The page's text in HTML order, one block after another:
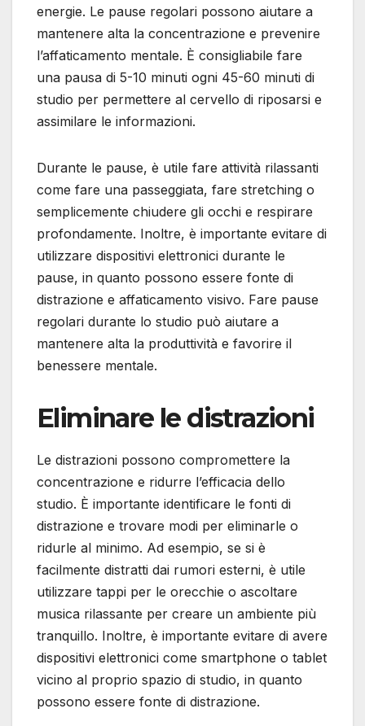
energie. Le pause regolari possono aiutare a
mantenere alta la concentrazione e prevenire
l’affaticamento mentale. È consigliabile fare
una pausa di 5-10 minuti ogni 45-60 minuti di
studio per permettere al cervello di riposarsi e
assimilare le informazioni.
Durante le pause, è utile fare attività rilassanti
come fare una passeggiata, fare stretching o
semplicemente chiudere gli occhi e respirare
profondamente. Inoltre, è importante evitare di
utilizzare dispositivi elettronici durante le
pause, in quanto possono essere fonte di
distrazione e affaticamento visivo. Fare pause
regolari durante lo studio può aiutare a
mantenere alta la produttività e favorire il
benessere mentale.
Eliminare le distrazioni
Le distrazioni possono compromettere la
concentrazione e ridurre l’efficacia dello
studio. È importante identificare le fonti di
distrazione e trovare modi per eliminarle o
ridurle al minimo. Ad esempio, se si è
facilmente distratti dai rumori esterni, è utile
utilizzare tappi per le orecchie o ascoltare
musica rilassante per creare un ambiente più
tranquillo. Inoltre, è importante evitare di avere
dispositivi elettronici come smartphone o tablet
vicino al proprio spazio di studio, in quanto
possono essere fonte di distrazione.